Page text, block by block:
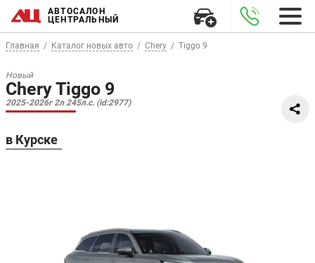
АВТОСАЛОН
ЦЕНТРАЛЬНЫЙ
Главная Каталог новых авто Chery Tiggo 9
Новый
Chery Tiggo 9
2025-2026г 2л 245л.с. (id:2977)
в Курске